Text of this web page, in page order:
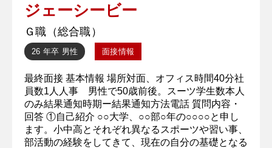
ジェーシービー
Ｇ職（総合職）
26 年卒 男性 面接情報
最終面接 基本情報 場所対面、オフィス時間40分社
員数1人人事 男性で50歳前後。スーツ学生数本人
のみ結果通知時期ー結果通知方法電話 質問内容・
回答 ①自己紹介 ○○大学、○○部○年の○○○○と申し
ます。小中高とそれぞれ異なるスポーツや習い事、
部活動の経験をしてきて、現在の自分の基礎となる